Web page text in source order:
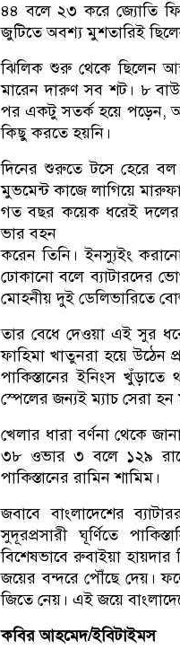
৪৪ বলে ২৩ করে জ্যোতি
জুটিতে অবশ্য মুশতারিই
ঝিলিক শুরু থেকে ছিলেন
মারেন দারুণ সব শট। ৮
পর একটু সতর্ক হয়ে পড়েন,
কিছু করতে হয়নি।
দিনের শুরুতে টসে হেরে বল
মুভমেন্ট কাজে লাগিয়ে
গত বছর কয়েক ধরেই দলের
ভার বহন
করেন তিনি। ইনস্যুইং
ঢোকানো বলে ব্যাটারদের
মোহনীয় দুই ডেলিভারিতে
তার বেধে দেওয়া এই সুর
ফাহিমা খাতুনরা হয়ে উঠেন
পাকিস্তানের ইনিংস
স্পেলের জন্যই ম্যাচ সেরা হন
খেলার ধারা বর্ণনা থেকে
৩৮ ওভার ৩ বলে ১২৯
পাকিস্তানের রামিন শামিম।
জবাবে বাংলাদেশের
সুদূরপ্রসারী ঘূর্ণিতে
বিশেষভাবে রুবাইয়া
জয়ের বন্দরে পৌঁছে দেয়।
জিতে নেয়। এই জয়ে
কবির আহমেদ/ইবিটাইমস